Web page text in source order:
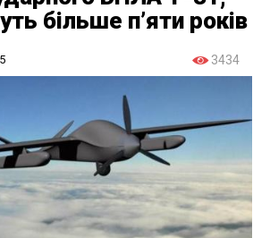
більше п’яти років
3434